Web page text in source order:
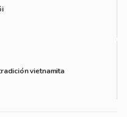
vietnamita